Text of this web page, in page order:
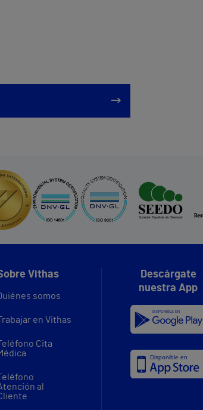
Vithas
somos
en Vithas
Cita
al
Descárgate
nuestra App